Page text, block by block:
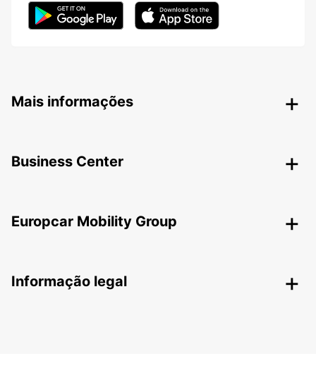
Mais informações
Business Center
Europcar Mobility Group
Informação legal